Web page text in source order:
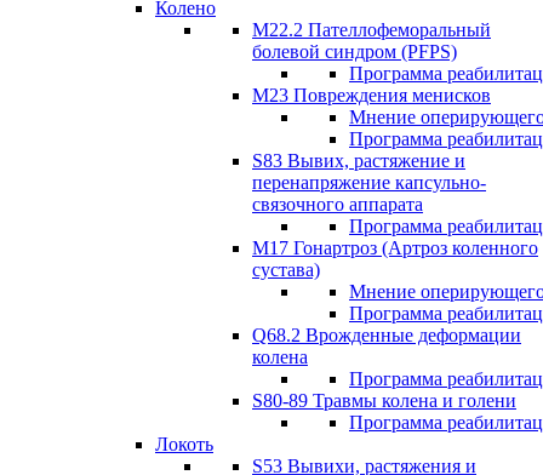
Колено
М22.2 Пателлофеморальный
болевой синдром (PFPS)
Программа
М23 Повреждения менисков
Мнение
Программа
S83 Вывих, растяжение и
перенапряжение капсульно-
связочного аппарата
Программа
М17 Гонартроз (Артроз коленного
сустава)
Мнение
Программа
Q68.2 Врожденные деформации
колена
Программа
S80-89 Травмы колена и голени
Программа
Локоть
S53 Вывихи, растяжения и